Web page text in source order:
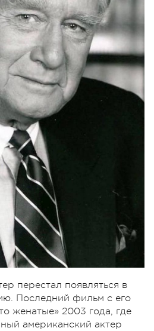
перестал появляться в
Последний фильм с его
женатые» 2003 года, где
американский актер